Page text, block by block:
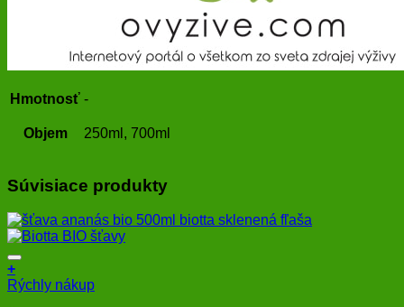
Hmotnosť -
Objem 250ml, 700ml
Súvisiace produkty
+
Rýchly nákup